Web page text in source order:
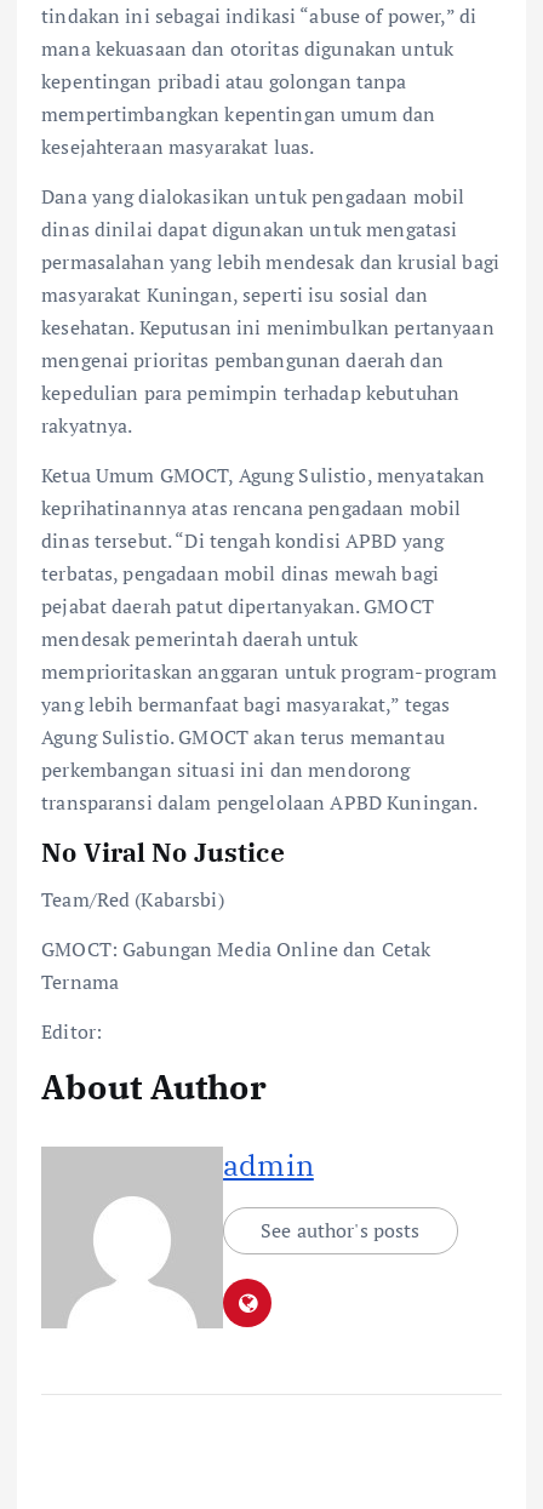
tindakan ini sebagai indikasi “abuse of power,” di
mana kekuasaan dan otoritas digunakan untuk
kepentingan pribadi atau golongan tanpa
mempertimbangkan kepentingan umum dan
kesejahteraan masyarakat luas.
Dana yang dialokasikan untuk pengadaan mobil
dinas dinilai dapat digunakan untuk mengatasi
permasalahan yang lebih mendesak dan krusial bagi
masyarakat Kuningan, seperti isu sosial dan
kesehatan. Keputusan ini menimbulkan pertanyaan
mengenai prioritas pembangunan daerah dan
kepedulian para pemimpin terhadap kebutuhan
rakyatnya.
Ketua Umum GMOCT, Agung Sulistio, menyatakan
keprihatinannya atas rencana pengadaan mobil
dinas tersebut. “Di tengah kondisi APBD yang
terbatas, pengadaan mobil dinas mewah bagi
pejabat daerah patut dipertanyakan. GMOCT
mendesak pemerintah daerah untuk
memprioritaskan anggaran untuk program-program
yang lebih bermanfaat bagi masyarakat,” tegas
Agung Sulistio. GMOCT akan terus memantau
perkembangan situasi ini dan mendorong
transparansi dalam pengelolaan APBD Kuningan.
No Viral No Justice
Team/Red (Kabarsbi)
GMOCT: Gabungan Media Online dan Cetak
Ternama
Editor:
About Author
admin
See author's posts